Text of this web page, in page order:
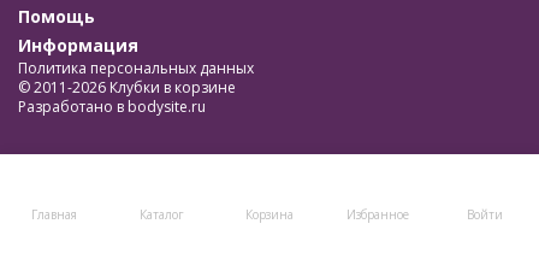
Главная Каталог Корзина Избранное Войти
Помощь
Информация
Политика персональных данных
© 2011-2026 Клубки в корзине
Разработано в bodysite.ru